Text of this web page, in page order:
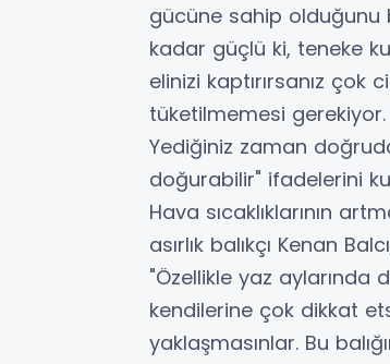
gücüne sahip olduğunu
kadar güçlü ki, teneke
elinizi kaptırırsanız çok
tüketilmemesi
Yediğiniz zaman
doğurabilir" ifadelerini
Hava sıcaklıklarının
asırlık balıkçı Kenan
"Özellikle yaz aylarında
kendilerine çok dikkat
yaklaşmasınlar. Bu